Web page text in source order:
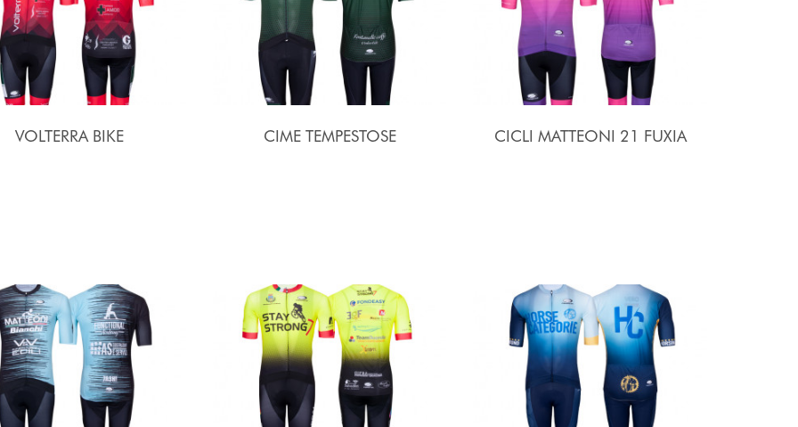
VOLTERRA BIKE CIME TEMPESTOSE CICLI MATTEONI 21 FUXIA